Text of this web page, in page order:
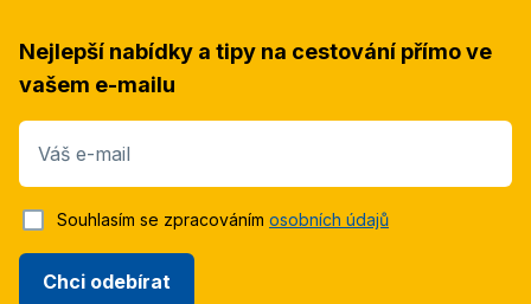
Nejlepší nabídky a tipy na cestování přímo ve
vašem e-mailu
Váš e-mail
Chci odebírat
Souhlasím se zpracováním osobních údajů